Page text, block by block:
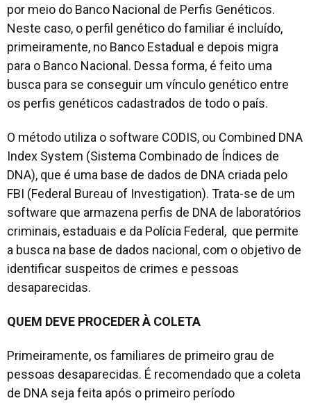
por meio do Banco Nacional de Perfis Genéticos.
Neste caso, o perfil genético do familiar é incluído,
primeiramente, no Banco Estadual e depois migra
para o Banco Nacional. Dessa forma, é feito uma
busca para se conseguir um vínculo genético entre
os perfis genéticos cadastrados de todo o país.
O método utiliza o software CODIS, ou Combined DNA
Index System (Sistema Combinado de Índices de
DNA), que é uma base de dados de DNA criada pelo
FBI (Federal Bureau of Investigation). Trata-se de um
software que armazena perfis de DNA de laboratórios
criminais, estaduais e da Polícia Federal, que permite
a busca na base de dados nacional, com o objetivo de
identificar suspeitos de crimes e pessoas
desaparecidas.
QUEM DEVE PROCEDER À COLETA
Primeiramente, os familiares de primeiro grau de
pessoas desaparecidas. É recomendado que a coleta
de DNA seja feita após o primeiro período